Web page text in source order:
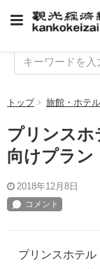
トップ 旅館・ホテル
プリンスホ
向けプラン
2018年12月8日
プリンスホテル